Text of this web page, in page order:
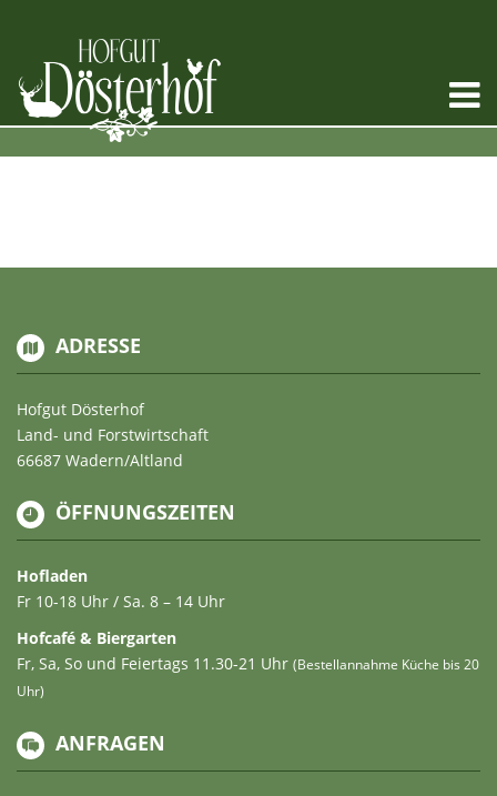
ADRESSE
Hofgut Dösterhof
Land- und Forstwirtschaft
66687 Wadern/Altland
ÖFFNUNGSZEITEN
Hofladen
Fr 10-18 Uhr / Sa. 8 – 14 Uhr
Hofcafé & Biergarten
Fr, Sa, So und Feiertags 11.30-21 Uhr (Bestellannahme Küche bis 20
Uhr)
ANFRAGEN